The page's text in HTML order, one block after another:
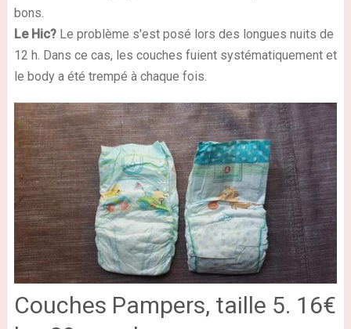
bons.
Le Hic?Le problème s'est posé lors des longues nuits de
12 h. Dans ce cas, les couches fuient systématiquement et
le body a été trempé à chaque fois.
Couches Pampers, taille 5. 16€